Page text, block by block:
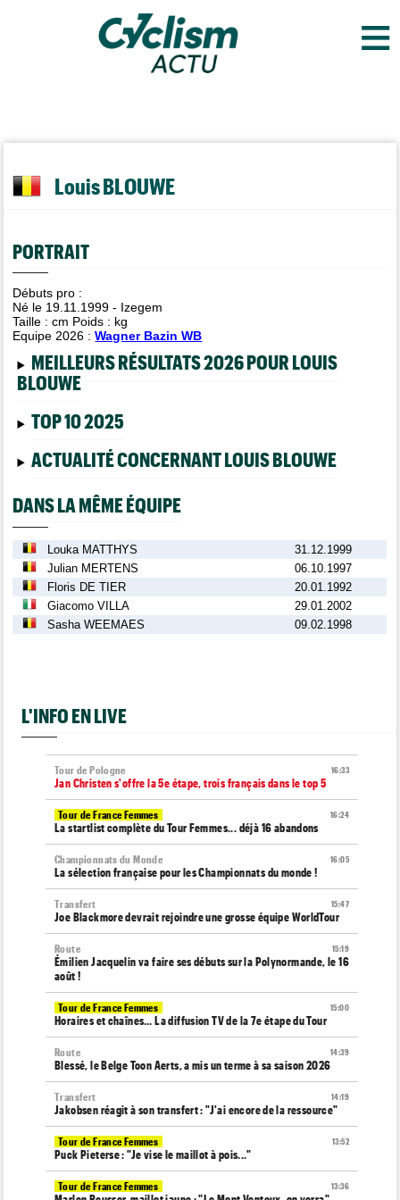
≡
Louis BLOUWE
PORTRAIT
Débuts pro :
Né le 19.11.1999 - Izegem
Taille :cm Poids : kg
Equipe 2026 :Wagner Bazin WB
MEILLEURS RÉSULTATS 2026 POUR LOUIS
BLOUWE
TOP 10 2025
ACTUALITÉ CONCERNANT LOUIS BLOUWE
DANS LA MÊME ÉQUIPE
Louka MATTHYS
31.12.1999
Julian MERTENS
06.10.1997
Floris DE TIER
20.01.1992
Giacomo VILLA
29.01.2002
Sasha WEEMAES
09.02.1998
L'INFO EN LIVE
16:33
Tour de Pologne
Jan Christen s'offre la 5e étape, trois français dans le top 5
16:24
Tour de France Femmes
La startlist complète du Tour Femmes... déjà 16 abandons
16:05
Championnats du Monde
La sélection française pour les Championnats du monde !
15:47
Transfert
Joe Blackmore devrait rejoindre une grosse équipe WorldTour
15:19
Route
Émilien Jacquelin va faire ses débuts sur la Polynormande, le 16
août !
15:00
Tour de France Femmes
Horaires et chaînes… La diffusion TV de la 7e étape du Tour
14:39
Route
Blessé, le Belge Toon Aerts, a mis un terme à sa saison 2026
14:19
Transfert
Jakobsen réagit à son transfert : "J'ai encore de la ressource"
13:52
Tour de France Femmes
Puck Pieterse : "Je vise le maillot à pois..."
13:36
Tour de France Femmes